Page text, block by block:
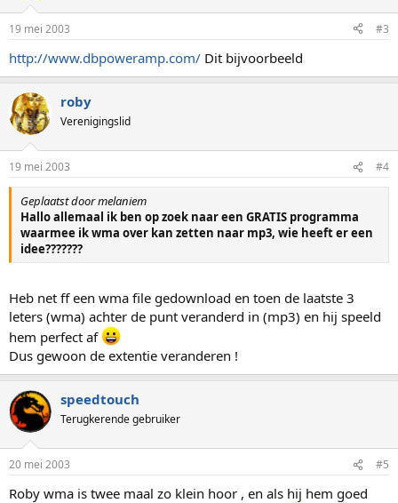
19 mei 2003 #3
http://www.dbpoweramp.com/ Dit bijvoorbeeld
roby
Verenigingslid
19 mei 2003 #4
Geplaatst door melaniem
Hallo allemaal ik ben op zoek naar een GRATIS programma
waarmee ik wma over kan zetten naar mp3, wie heeft er een
idee???????
Heb net ff een wma file gedownload en toen de laatste 3
leters (wma) achter de punt veranderd in (mp3) en hij speeld
hem perfect af
Dus gewoon de extentie veranderen !
speedtouch
Terugkerende gebruiker
20 mei 2003 #5
Roby wma is twee maal zo klein hoor , en als hij hem goed